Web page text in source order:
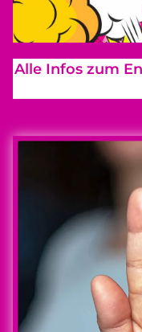
Alle Infos zum